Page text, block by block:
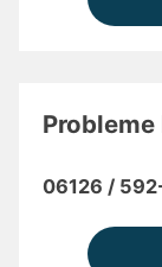
Probleme
06126 /